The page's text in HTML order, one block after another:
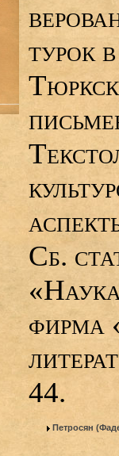
турок
Сб.
фирма
44.
Петросян